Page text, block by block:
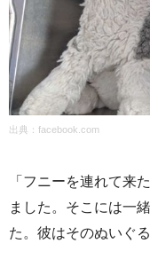
出典： facebook.com
「フニーを連れて来
ました。そこには一
た。彼はそのぬいぐ